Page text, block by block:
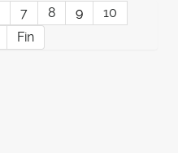
7 8 9
10
Fin